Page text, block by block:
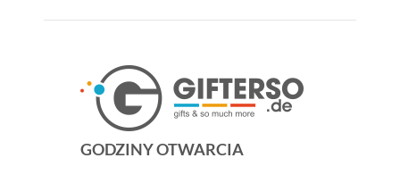
GODZINY OTWARCIA